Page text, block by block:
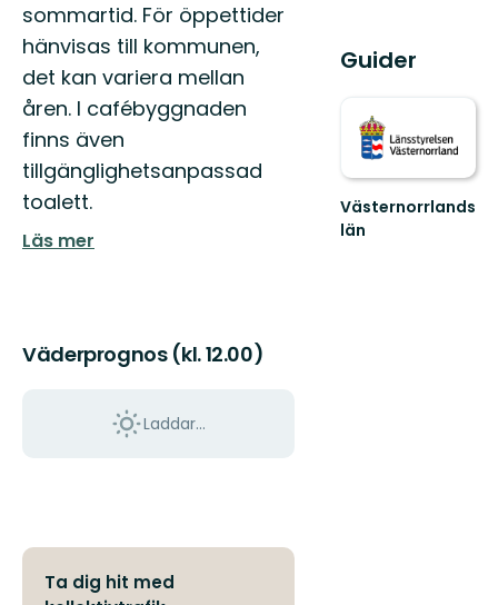
sommartid. För öppettider
hänvisas till kommunen,
det kan variera mellan
åren. I cafébyggnaden
finns även
tillgänglighetsanpassad
toalett.
Läs mer
Väderprognos (kl. 12.00)
Laddar...
Ta dig hit med
Guider
Västernorrlands
län